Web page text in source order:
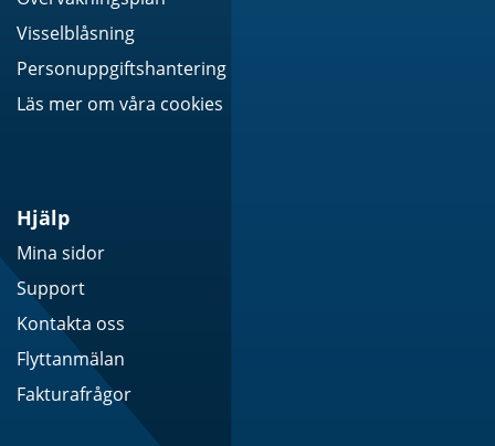
Visselblåsning
Personuppgiftshantering
Läs mer om våra cookies
Hjälp
Mina sidor
Support
Kontakta oss
Flyttanmälan
Fakturafrågor